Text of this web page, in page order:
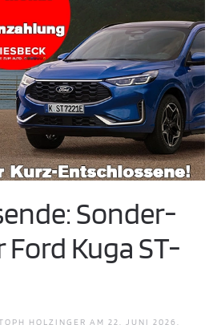
Sonder-
Kuga ST-
HOLZINGER AM 22. JUNI 2026